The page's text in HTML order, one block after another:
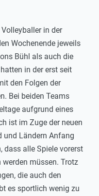
in der
Wochenende jeweils
Bühl als auch die
in der erst seit
den Folgen der
Bei beiden Teams
aufgrund eines
ist im Zuge der neuen
und Ländern Anfang
dass alle Spiele vorerst
müssen. Trotz
die auch den
es sportlich wenig zu